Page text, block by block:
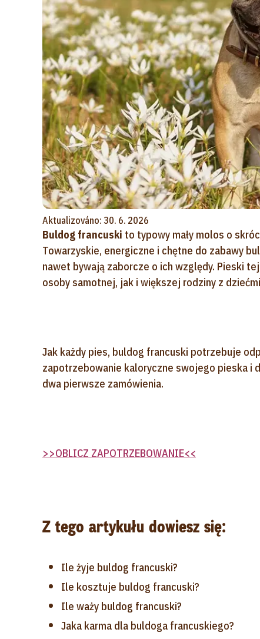
Aktualizováno: 30. 6. 2026
Buldog francuski to typowy mały molos o
Towarzyskie, energiczne i chętne do zabawy
nawet bywają zaborcze o ich względy. Pieski
osoby samotnej, jak i większej rodziny z
Jak każdy pies, buldog francuski potrzebuje
zapotrzebowanie kaloryczne swojego pieska i
dwa pierwsze zamówienia.
>>OBLICZ ZAPOTRZEBOWANIE<<
Z tego artykułu dowiesz się:
Ile żyje buldog francuski?
Ile kosztuje buldog francuski?
Ile waży buldog francuski?
Jaka karma dla buldoga francuskiego?